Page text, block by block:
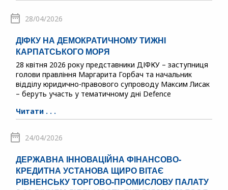
28/04/2026
ДІФКУ НА ДЕМОКРАТИЧНОМУ ТИЖНІ
КАРПАТСЬКОГО МОРЯ
28 квітня 2026 року представники ДІФКУ – заступниця
голови правління Маргарита Горбач та начальник
відділу юридично-правового супроводу Максим Лисак
– беруть участь у тематичному дні Defence
Читати . . .
24/04/2026
ДЕРЖАВНА ІННОВАЦІЙНА ФІНАНСОВО-
КРЕДИТНА УСТАНОВА ЩИРО ВІТАЄ
РІВНЕНСЬКУ ТОРГОВО-ПРОМИСЛОВУ ПАЛАТУ